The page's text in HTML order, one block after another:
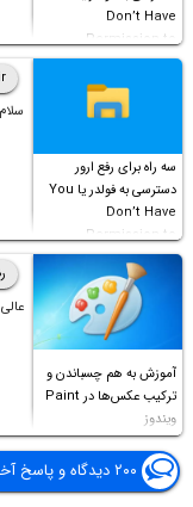
Don’t Have
Permission to
Access this folder
سه راه برای رفع ارور
دسترسی به فولدر یا You
Don’t Have
Permission to
Access this folder
آموزش به هم چسباندن و
ترکیب عکس‌ها در Paint
ویندوز
عالی
۲۰۰ دیدگاه و پاسخ آخر